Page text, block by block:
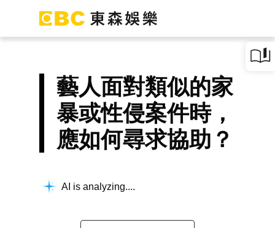
藝人面對類似的家
暴或性侵案件時，
應如何尋求協助？
AI is analyzing...